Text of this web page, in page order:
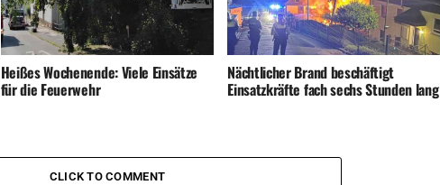
Heißes Wochenende: Viele Einsätze
für die Feuerwehr
Nächtlicher Brand beschäftigt
Einsatzkräfte fach sechs Stunden lang
CLICK TO COMMENT